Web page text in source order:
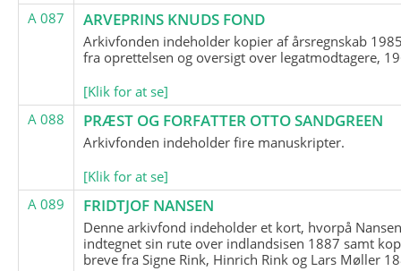
A 087
ARVEPRINS KNUDS FOND
Arkivfonden indeholder kopier af årsregnskab
fra oprettelsen og oversigt over legatmodtagere,
[Klik for at se]
A 088
PRÆST OG FORFATTER OTTO SANDGREEN
Arkivfonden indeholder fire manuskripter.
[Klik for at se]
A 089
FRIDTJOF NANSEN
Denne arkivfond indeholder et kort, hvorpå
indtegnet sin rute over indlandsisen 1887 samt
breve fra Signe Rink, Hinrich Rink og Lars Møller